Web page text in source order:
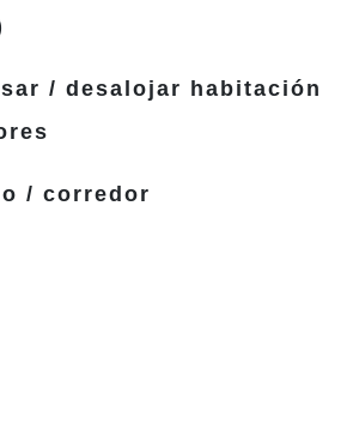
/ desalojar habitación
/ corredor